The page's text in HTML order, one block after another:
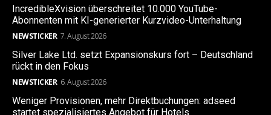
IncredibleXvision überschreitet 10.000 YouTube-
Abonnenten mit KI-generierter Kurzvideo-Unterhaltung
NEWSTICKER 7. August 2026
Silver Lake Ltd. setzt Expansionskurs fort – Deutschland
rückt in den Fokus
NEWSTICKER 6. August 2026
Weniger Provisionen, mehr Direktbuchungen: adseed
startet spezialisiertes Angebot für Hotels